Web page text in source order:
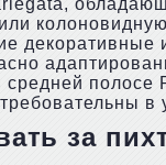
декоративные
полосе
в
за